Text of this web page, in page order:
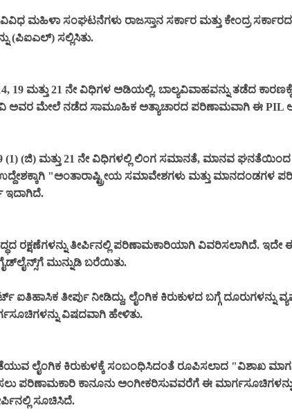
ವಿವಿಧ ಮಹಿಳಾ ಸಂಘಟನೆಗಳು ರಾಜಸ್ತಾನ ಸರ್ಕಾರ ಮತ್ತು ಕೇಂದ್ರ
(ಪಿಐಎಲ್) ಸಲ್ಲಿಸಿತು.
19 ಮತ್ತು 21 ನೇ ವಿಧಿಗಳ ಅಡಿಯಲ್ಲಿ. ಬಾಲ್ಯವಿವಾಹವನ್ನು ತಡೆದ
ಅವರ ಮೇಲೆ ನಡೆದ ಸಾಮೂಹಿಕ ಅತ್ಯಾಚಾರದ ಪರಿಣಾಮವಾಗಿ ಈ PIL
(1) (ಜಿ) ಮತ್ತು 21 ನೇ ವಿಧಿಗಳಲ್ಲಿ ಲಿಂಗ ಸಮಾನತೆ, ಮಾನವ ಘನತೆಯಿಂದ
"ಅಂತಾರಾಷ್ಟ್ರೀಯ ಸಮಾವೇಶಗಳು ಮತ್ತು ಮಾನದಂಡಗಳ
ಇದಾಗಿದೆ.
ರಕ್ಷಣೆಗಳನ್ನು ತೀರ್ಪಿನಲ್ಲಿ ಪರಿಣಾಮಕಾರಿಯಾಗಿ ವಿವರಿಸಲಾಗಿದೆ.
ಮುನ್ನುಡಿ ಬರೆಯಿತು.
ಐತಿಹಾಸಿಕ ತೀರ್ಪು ನೀಡಿದ್ದು, ಲೈಂಗಿಕ ಕಿರುಕುಳದ ಬಗ್ಗೆ ದೂರುಗಳನ್ನು
ವಿಷದವಾಗಿ ಹೇಳಿತು.
ಲೈಂಗಿಕ ಕಿರುಕುಳಕ್ಕೆ ಸಂಬಂಧಿಸಿದಂತೆ ರೂಪಿಸಲಾದ "ವಿಶಾಖ
ಪರಿಣಾಮಕಾರಿ ಕಾನೂನು ಅಂಗೀಕರಿಸುವವರೆಗೆ ಈ
ಸೂಚಿಸಿದೆ.